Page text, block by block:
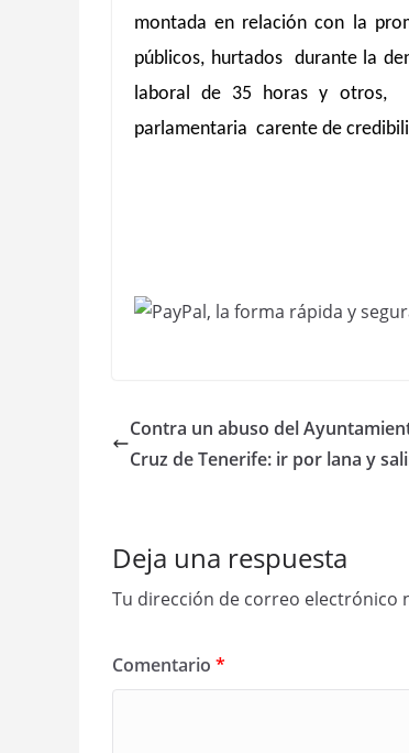
montada en relación con la
públicos, hurtados durante la
laboral de 35 horas y otros,
parlamentaria carente de
Contra un abuso del
Cruz de Tenerife: ir por lana y
Deja una respuesta
Tu dirección de correo electrónico
Comentario *